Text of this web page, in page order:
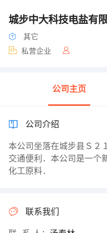
城步中大科技电盐有
其它
私营企业
公司主页
公司介绍
本公司坐落在城步县Ｓ２
交通便利．本公司是一个
化工原料．
联系我们